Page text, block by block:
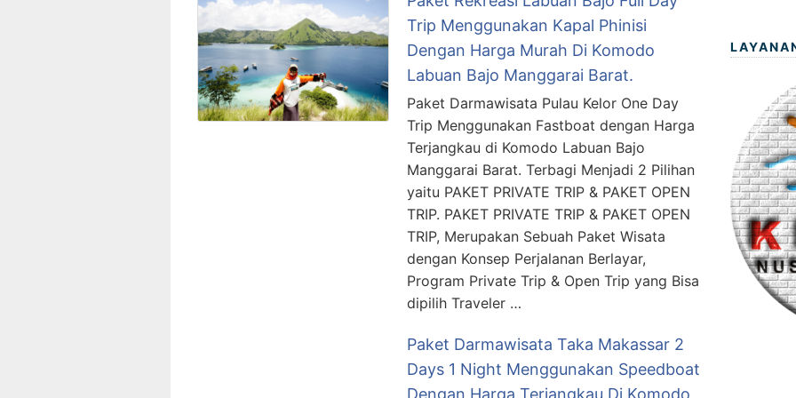
Trip Menggunakan Kapal Phinisi
Dengan Harga Murah Di Komodo
Labuan Bajo Manggarai Barat.
Paket Darmawisata Pulau Kelor One Day
Trip Menggunakan Fastboat dengan Harga
Terjangkau di Komodo Labuan Bajo
Manggarai Barat. Terbagi Menjadi 2 Pilihan
yaitu PAKET PRIVATE TRIP & PAKET OPEN
TRIP. PAKET PRIVATE TRIP & PAKET OPEN
TRIP, Merupakan Sebuah Paket Wisata
dengan Konsep Perjalanan Berlayar,
Program Private Trip & Open Trip yang Bisa
dipilih Traveler …
Paket Darmawisata Taka Makassar 2
Days 1 Night Menggunakan Speedboat
Dengan Harga Terjangkau Di Komodo